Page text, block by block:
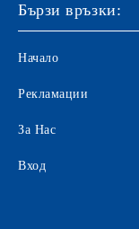
Бързи връзки:
Начало
Рекламации
За Нас
Вход